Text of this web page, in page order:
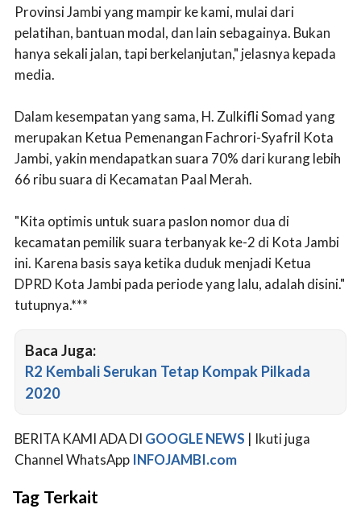
Provinsi Jambi yang mampir ke kami, mulai dari
pelatihan, bantuan modal, dan lain sebagainya. Bukan
hanya sekali jalan, tapi berkelanjutan," jelasnya kepada
media.
Dalam kesempatan yang sama, H. Zulkifli Somad yang
merupakan Ketua Pemenangan Fachrori-Syafril Kota
Jambi, yakin mendapatkan suara 70% dari kurang lebih
66 ribu suara di Kecamatan Paal Merah.
"Kita optimis untuk suara paslon nomor dua di
kecamatan pemilik suara terbanyak ke-2 di Kota Jambi
ini. Karena basis saya ketika duduk menjadi Ketua
DPRD Kota Jambi pada periode yang lalu, adalah disini."
tutupnya.***
Baca Juga:
R2 Kembali Serukan Tetap Kompak Pilkada
2020
BERITA KAMI ADA DI GOOGLE NEWS | Ikuti juga
Channel WhatsApp INFOJAMBI.com
Tag Terkait